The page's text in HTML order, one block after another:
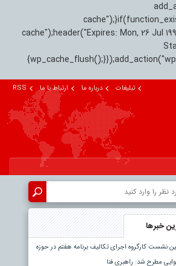
cache");header("Expires: Mon, 26 Jul
تبلیغات درباره ما ارتباط با ما RSS
خبرها
نشست کارگروه اجرای تکالیف برنامه هفتم در حوزه
مطرح شد: راهبری فنا